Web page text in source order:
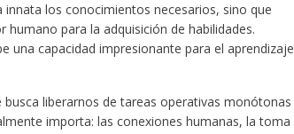
los conocimientos necesarios, sino que
para la adquisición de habilidades.
una capacidad impresionante para el aprendizaje
liberarnos de tareas operativas monótonas
importa: las conexiones humanas, la toma